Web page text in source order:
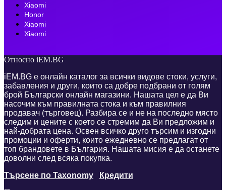
Xiaomi
Honor
Xiaomi
Xiaomi
Относно iEM.BG
iEM.BG е онлайн каталог за всички видове стоки, услуги,
забавления и други, които са добре подбрани от голям
брой Български онлайн магазини. Нашата цел е да Ви
насочим към правилната стока и към правилния
продавач (търговец). Разбира се и не на последно място
следим и цените с което се стремим да Ви предложим и
най-добрата цена. Освен всичко друго търсим и изгодни
промоции и оферти, които ежедневно се предлагат от
топ брандовете в България. Нашата мисия е да останете
доволни след всяка покупка.
Търсене по Taxonomy
Кредити